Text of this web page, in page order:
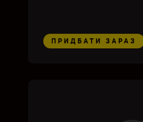
ПРИДБАТИ ЗАРАЗ